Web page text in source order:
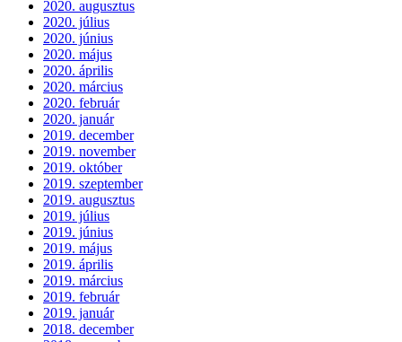
2020. augusztus
2020. július
2020. június
2020. május
2020. április
2020. március
2020. február
2020. január
2019. december
2019. november
2019. október
2019. szeptember
2019. augusztus
2019. július
2019. június
2019. május
2019. április
2019. március
2019. február
2019. január
2018. december